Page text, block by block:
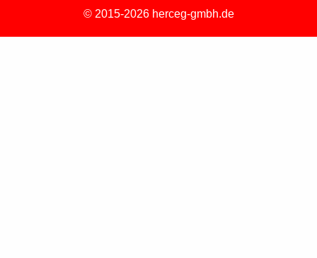
© 2015-2026 herceg-gmbh.de